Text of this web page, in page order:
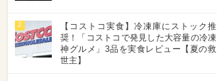
2
【コストコ実食】冷凍庫にストック推
奨！「コストコで発見した大容量の冷凍
神グルメ」3品を実食レビュー【夏の救
世主】